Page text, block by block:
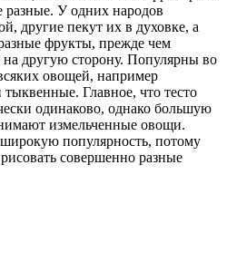
разные. У одних народов
другие пекут их в духовке, а
фрукты, прежде чем
на другую сторону. Популярны во
овощей, например
Главное, что тесто
одинаково, однако большую
измельченные овощи.
популярность, потому
совершенно разные